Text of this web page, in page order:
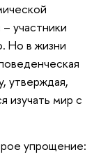
участники
Но в жизни
утверждая,
изучать мир с
упрощение: